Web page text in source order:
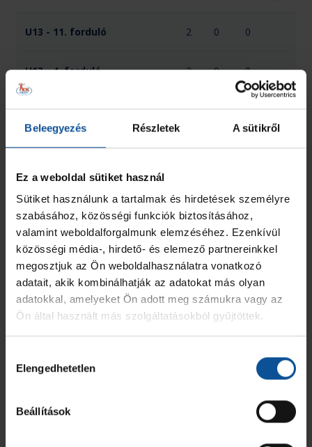
Beleegyezés Részletek A sütikről
Ez a weboldal sütiket használ
Sütiket használunk a tartalmak és hirdetések személyre
szabásához, közösségi funkciók biztosításához,
valamint weboldalforgalmunk elemzéséhez. Ezenkívül
közösségi média-, hirdető- és elemező partnereinkkel
megosztjuk az Ön weboldalhasználatra vonatkozó
adatait, akik kombinálhatják az adatokat más olyan
adatokkal, amelyeket Ön adott meg számukra vagy az
Ön által használt más szolgáltatásokból gyűjtöttek.
kiválasztása
Elengedhetetlen
Beállítások
U13 - 11. forduló 2 0 0
U13 - 4. forduló 2 0 0
U13 - 5. forduló 2 0 0
U13 - 9. forduló 2 0 0
Összesen 18